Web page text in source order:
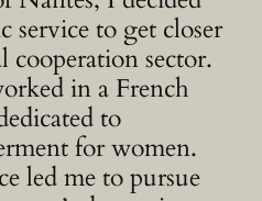
service to get closer
sector.
in a French
to
for women.
led me to pursue